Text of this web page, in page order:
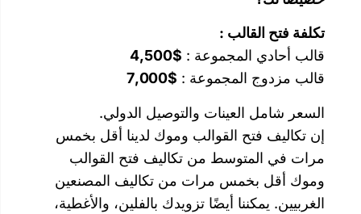
:
$4,500
:
$7,000
والتوصيل الدولي.
وموك لدينا أقل بخمس
من تكاليف فتح القوالب
مرات من تكاليف المصنعين
تزويدك بالفلين، والأغطية،